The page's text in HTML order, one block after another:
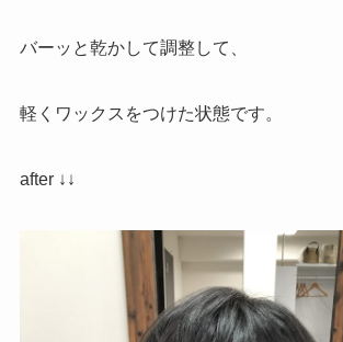
バーッと乾かして調整して、
軽くワックスをつけた状態です。
after ↓↓